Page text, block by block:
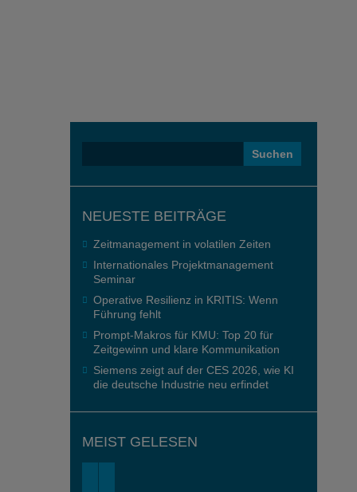
NEUESTE BEITRÄGE
Zeitmanagement in volatilen Zeiten
Internationales Projektmanagement
Seminar
Operative Resilienz in KRITIS: Wenn
Führung fehlt
Prompt-Makros für KMU: Top 20 für
Zeitgewinn und klare Kommunikation
Siemens zeigt auf der CES 2026, wie KI
die deutsche Industrie neu erfindet
MEIST GELESEN